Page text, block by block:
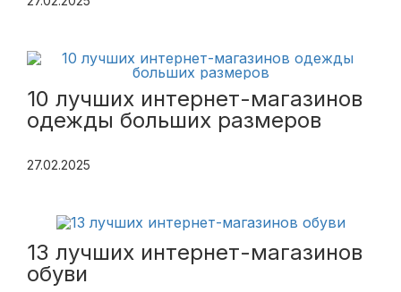
10 лучших интернет-магазинов
одежды больших размеров
27.02.2025
13 лучших интернет-магазинов
обуви